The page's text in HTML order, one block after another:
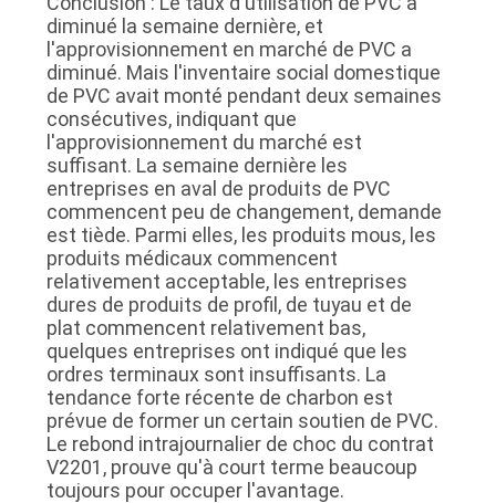
POLITIQUE
CONFIDENTIALITÉ
diminué la semaine dernière, et
l'approvisionnement en marché de PVC a
diminué. Mais l'inventaire social domestique
de PVC avait monté pendant deux semaines
consécutives, indiquant que
l'approvisionnement du marché est
suffisant. La semaine dernière les
entreprises en aval de produits de PVC
commencent peu de changement, demande
est tiède. Parmi elles, les produits mous, les
produits médicaux commencent
relativement acceptable, les entreprises
dures de produits de profil, de tuyau et de
plat commencent relativement bas,
quelques entreprises ont indiqué que les
ordres terminaux sont insuffisants. La
tendance forte récente de charbon est
prévue de former un certain soutien de PVC.
Le rebond intrajournalier de choc du contrat
V2201, prouve qu'à court terme beaucoup
toujours pour occuper l'avantage.